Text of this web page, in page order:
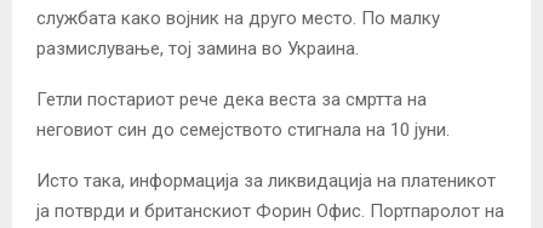
службата како војник на друго место. По малку
размислување, тој замина во Украина.
Гетли постариот рече дека веста за смртта на
неговиот син до семејството стигнала на 10 јуни.
Исто така, информација за ликвидација на платеникот
ја потврди и британскиот Форин Офис. Портпаролот на